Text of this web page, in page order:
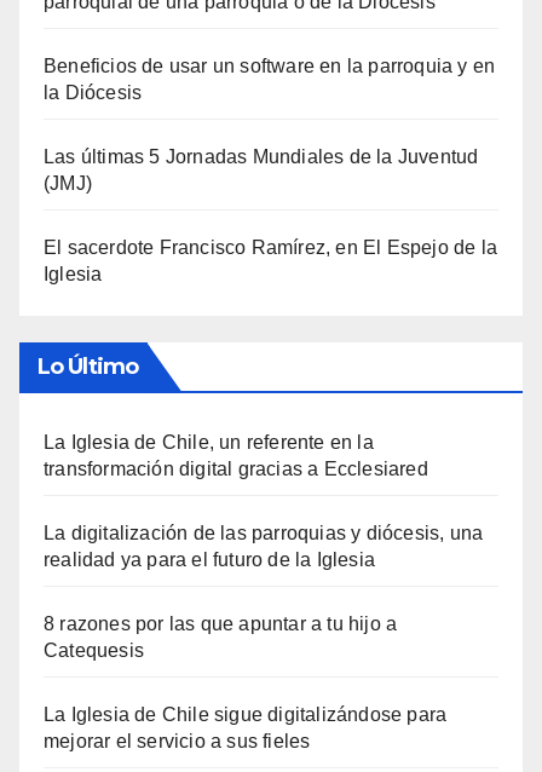
Beneficios de usar un software en la parroquia y en
la Diócesis
Las últimas 5 Jornadas Mundiales de la Juventud
(JMJ)
El sacerdote Francisco Ramírez, en El Espejo de la
Iglesia
Lo Último
La Iglesia de Chile, un referente en la
transformación digital gracias a Ecclesiared
La digitalización de las parroquias y diócesis, una
realidad ya para el futuro de la Iglesia
8 razones por las que apuntar a tu hijo a
Catequesis
La Iglesia de Chile sigue digitalizándose para
mejorar el servicio a sus fieles